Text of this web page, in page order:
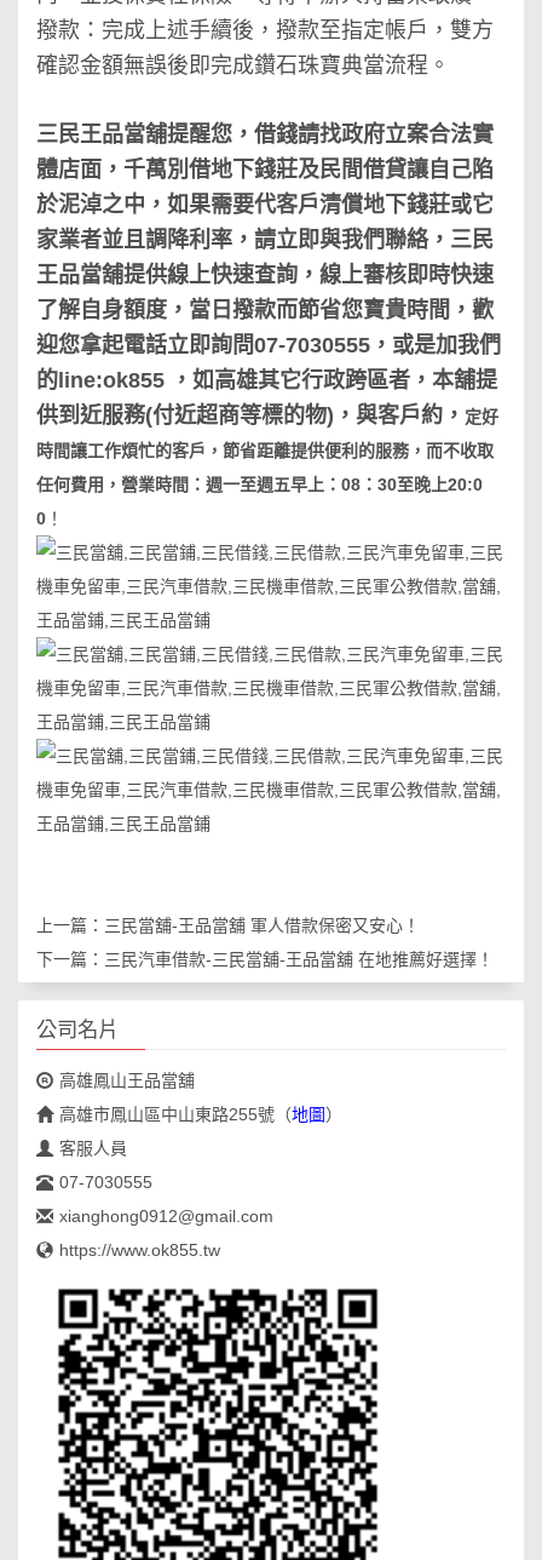
撥款：完成上述手續後，撥款至指定帳戶，雙方
確認金額無誤後即完成鑽石珠寶典當流程。
三民王品當舖提醒您，借錢請找政府立案合法實
體店面，千萬別借地下錢莊及民間借貸讓自己陷
於泥淖之中，如果需要代客戶清償地下錢莊或它
家業者並且調降利率，請立即與我們聯絡，三民
王品當舖提供線上快速查詢，線上審核即時快速
了解自身額度，當日撥款而節省您寶貴時間，歡
迎您拿起電話立即詢問07-7030555，或是加我們
的line:ok855 ，如高雄其它行政跨區者，本舖提
供到近服務(付近超商等標的物)，與客戶約， 定好
時間讓工作煩忙的客戶，節省距離提供便利的服務，而不收取
任何費用，營業時間：週一至週五早上：08：30至晚上20:0
0 ！
上一篇： 三民當舖-王品當舖 軍人借款保密又安心！
下一篇： 三民汽車借款-三民當舖-王品當舖 在地推薦好選擇！
公司名片
高雄鳳山王品當舖
高雄市鳳山區中山東路255號 （地圖）
客服人員
07-7030555
xianghong0912@gmail.com
https://www.ok855.tw